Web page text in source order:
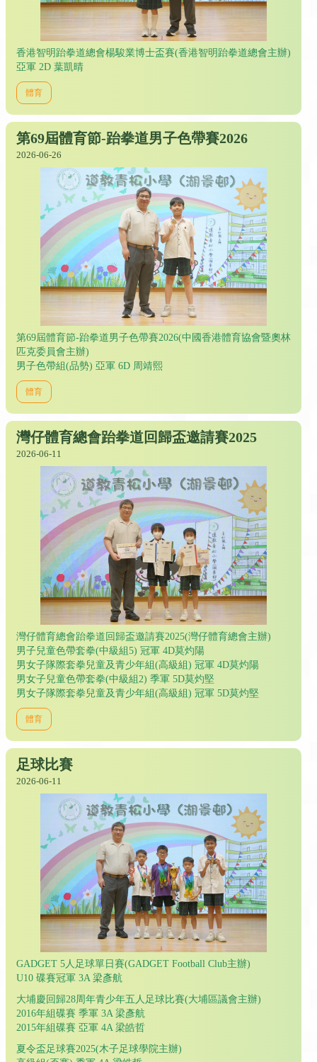
香港智明跆拳道總會楊駿業博士盃賽(香港智明跆拳道總會主辦)
亞軍 2D 葉凱晴
體育
第69屆體育節-跆拳道男子色帶賽2026
2026-06-26
第69屆體育節-跆拳道男子色帶賽2026(中國香港體育協會暨奧林
匹克委員會主辦)
男子色帶組(品勢) 亞軍 6D 周靖熙
體育
灣仔體育總會跆拳道回歸盃邀請賽2025
2026-06-11
灣仔體育總會跆拳道回歸盃邀請賽2025(灣仔體育總會主辦)
男子兒童色帶套拳(中級組5) 冠軍 4D莫灼陽
男女子隊際套拳兒童及青少年組(高級組) 冠軍 4D莫灼陽
男女子兒童色帶套拳(中級組2) 季軍 5D莫灼堅
男女子隊際套拳兒童及青少年組(高級組) 冠軍 5D莫灼堅
體育
足球比賽
2026-06-11
GADGET 5人足球單日賽(GADGET Football Club主辦)
U10 碟賽冠軍 3A 梁彥航
大埔慶回歸28周年青少年五人足球比賽(大埔區議會主辦)
2016年組碟賽 季軍 3A 梁彥航
2015年組碟賽 亞軍 4A 梁皓哲
夏令盃足球賽2025(木子足球學院主辦)